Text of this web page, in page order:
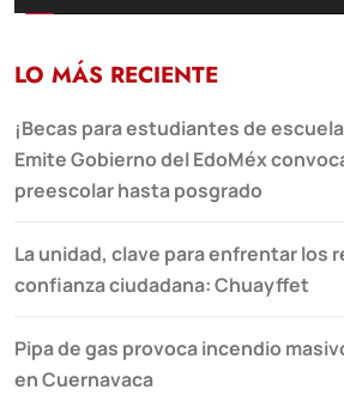
LO MÁS RECIENTE
¡Becas para estudiantes de
Emite Gobierno del EdoMéx
preescolar hasta posgrado
La unidad, clave para enfrentar los
confianza ciudadana: Chuayffet
Pipa de gas provoca incendio
en Cuernavaca